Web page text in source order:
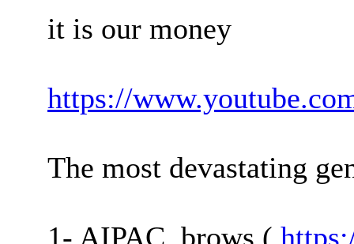
it is our money
https://
The most devastating
1- AIPAC, brows (